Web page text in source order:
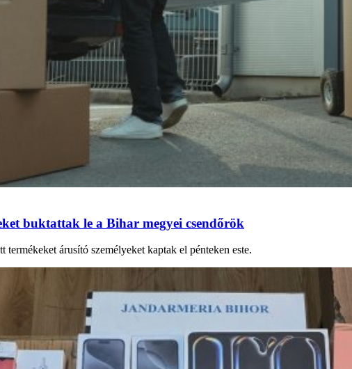
buktattak le a Bihar megyei csendőrök
árusító személyeket kaptak el pénteken este.